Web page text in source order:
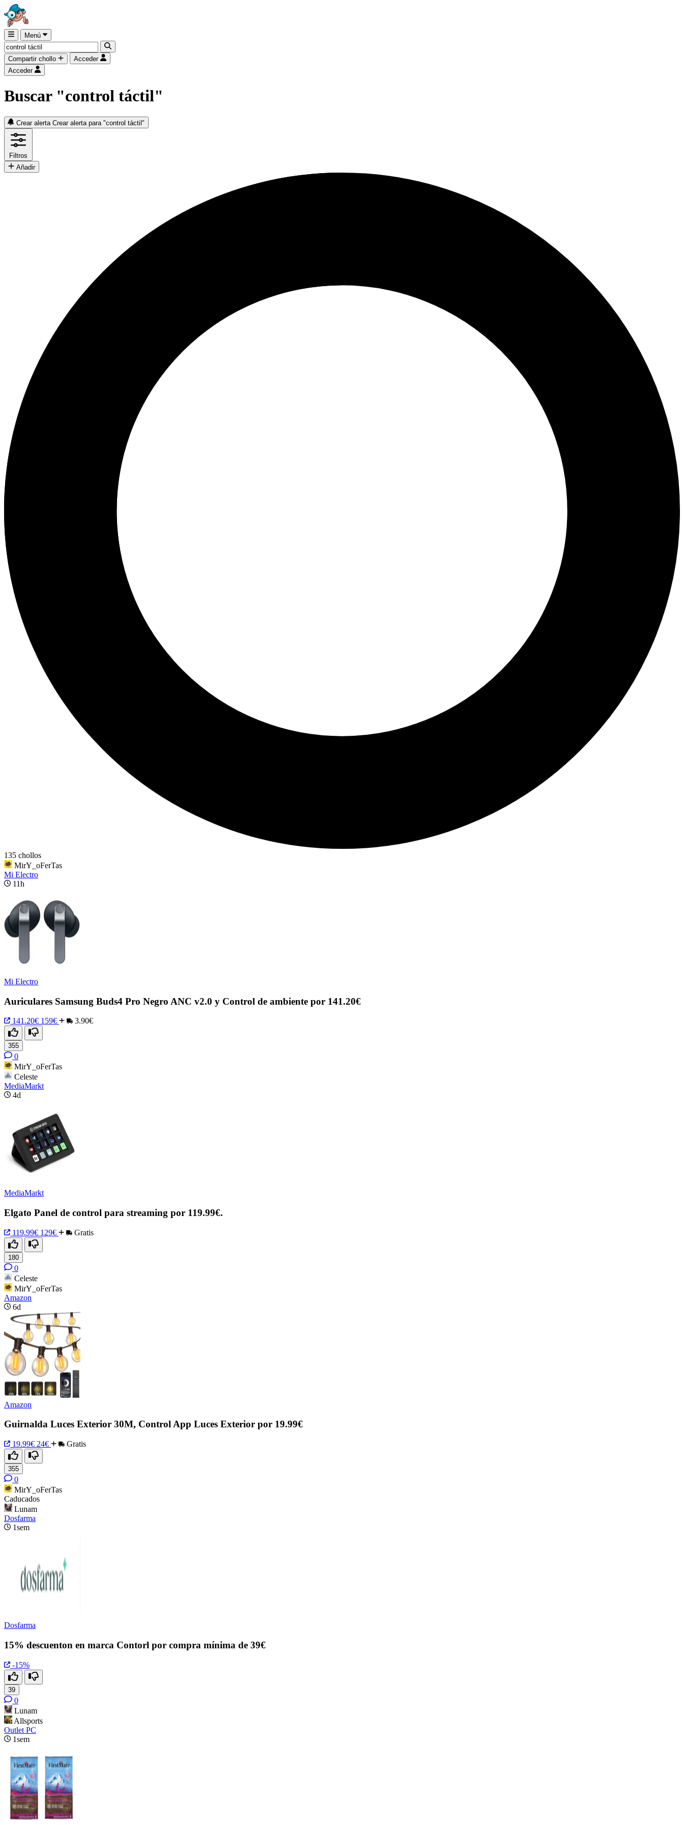
Menú
Compartir chollo
Acceder
Acceder
Buscar "control táctil"
Crear alerta Crear alerta para "control táctil"
Filtros
Añadir
135 chollos
MirY_oFerTas
Mi Electro
11h
Mi Electro
Auriculares Samsung Buds4 Pro Negro ANC v2.0 y Control de ambiente por 141.20€
141.20€ 159€ 3.90€
355
0
MirY_oFerTas
Celeste
MediaMarkt
4d
MediaMarkt
Elgato Panel de control para streaming por 119.99€.
119.99€ 129€ Gratis
180
0
Celeste
MirY_oFerTas
Amazon
6d
Amazon
Guirnalda Luces Exterior 30M, Control App Luces Exterior por 19.99€
19.99€ 24€ Gratis
355
0
MirY_oFerTas
Caducados
Lunam
Dosfarma
1sem
Dosfarma
15% descuenton en marca Contorl por compra mínima de 39€
-15%
39
0
Lunam
Allsports
Outlet PC
1sem